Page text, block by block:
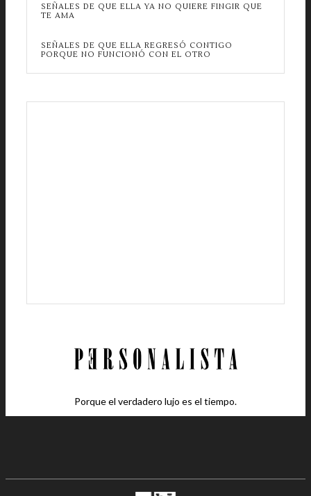
SEÑALES DE QUE ELLA YA NO QUIERE FINGIR QUE
TE AMA
SEÑALES DE QUE ELLA REGRESÓ CONTIGO
PORQUE NO FUNCIONÓ CON EL OTRO
Porque el verdadero lujo es el tiempo.